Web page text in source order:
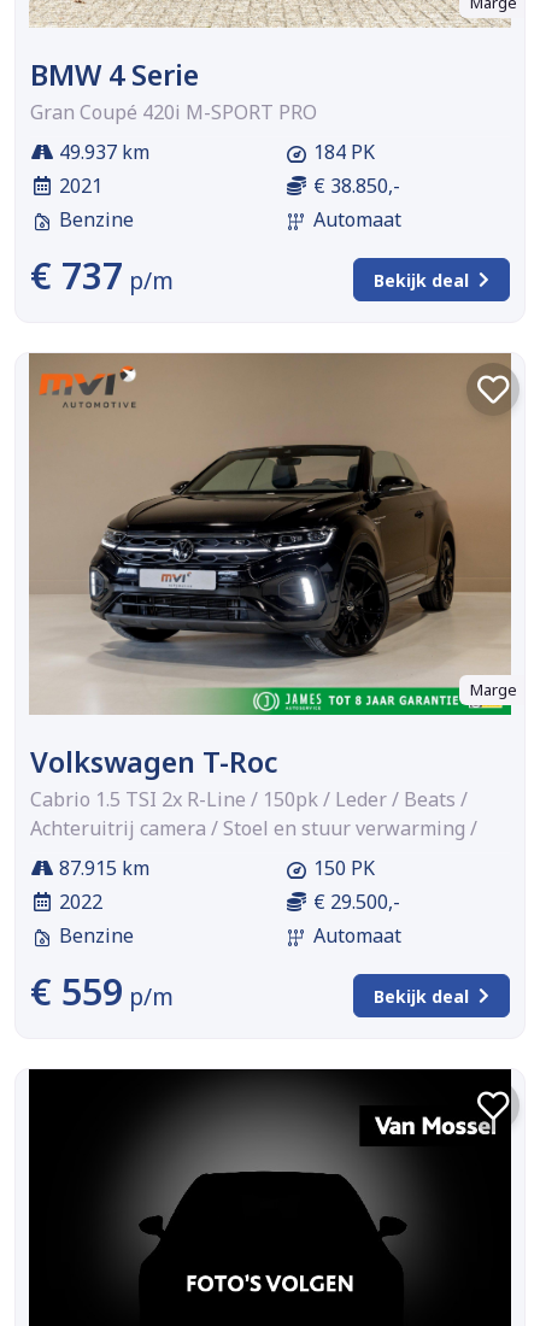
BMW 4 Serie
Gran Coupé 420i M-SPORT PRO
49.937 km
2021
Benzine
184 PK
€ 38.850,-
Automaat
€ 737 p/m Bekijk deal
Marge
Volkswagen T-Roc
Cabrio 1.5 TSI 2x R-Line / 150pk / Leder / Beats /
Achteruitrij camera / Stoel en stuur verwarming /
87.915 km
2022
Benzine
150 PK
€ 29.500,-
Automaat
€ 559 p/m Bekijk deal